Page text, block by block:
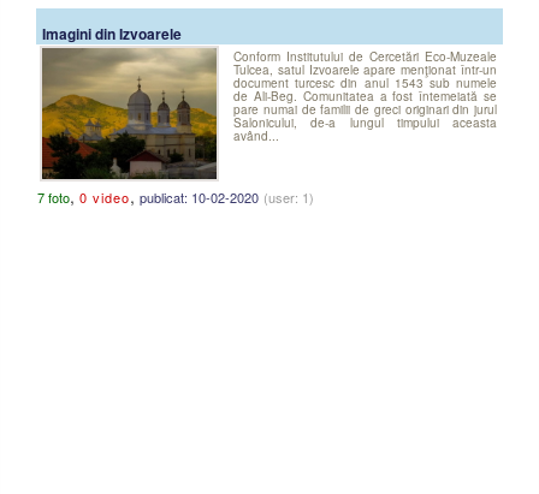
Imagini din Izvoarele
Conform Institutului de Cercetări Eco-Muzeale
Tulcea, satul Izvoarele apare menţionat într-un
document turcesc din anul 1543 sub numele
de Ali-Beg. Comunitatea a fost întemeiată se
pare numai de familii de greci originari din jurul
Salonicului, de-a lungul timpului aceasta
având...
7 foto, 0 video, publicat: 10-02-2020 (user: 1)